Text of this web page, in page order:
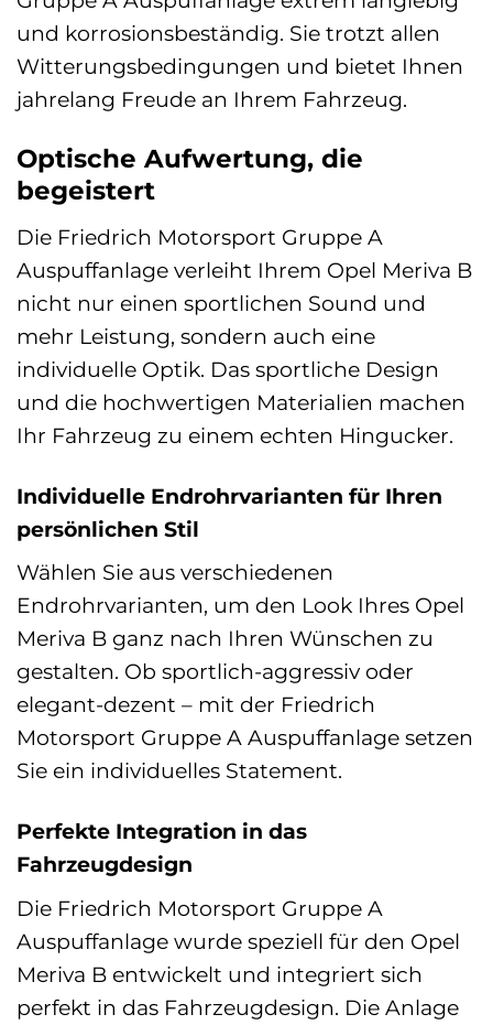
und korrosionsbeständig. Sie trotzt allen
Witterungsbedingungen und bietet Ihnen
jahrelang Freude an Ihrem Fahrzeug.
Optische Aufwertung, die
begeistert
Die Friedrich Motorsport Gruppe A
Auspuffanlage verleiht Ihrem Opel Meriva B
nicht nur einen sportlichen Sound und
mehr Leistung, sondern auch eine
individuelle Optik. Das sportliche Design
und die hochwertigen Materialien machen
Ihr Fahrzeug zu einem echten Hingucker.
Individuelle Endrohrvarianten für Ihren
persönlichen Stil
Wählen Sie aus verschiedenen
Endrohrvarianten, um den Look Ihres Opel
Meriva B ganz nach Ihren Wünschen zu
gestalten. Ob sportlich-aggressiv oder
elegant-dezent – mit der Friedrich
Motorsport Gruppe A Auspuffanlage setzen
Sie ein individuelles Statement.
Perfekte Integration in das
Fahrzeugdesign
Die Friedrich Motorsport Gruppe A
Auspuffanlage wurde speziell für den Opel
Meriva B entwickelt und integriert sich
perfekt in das Fahrzeugdesign. Die Anlage